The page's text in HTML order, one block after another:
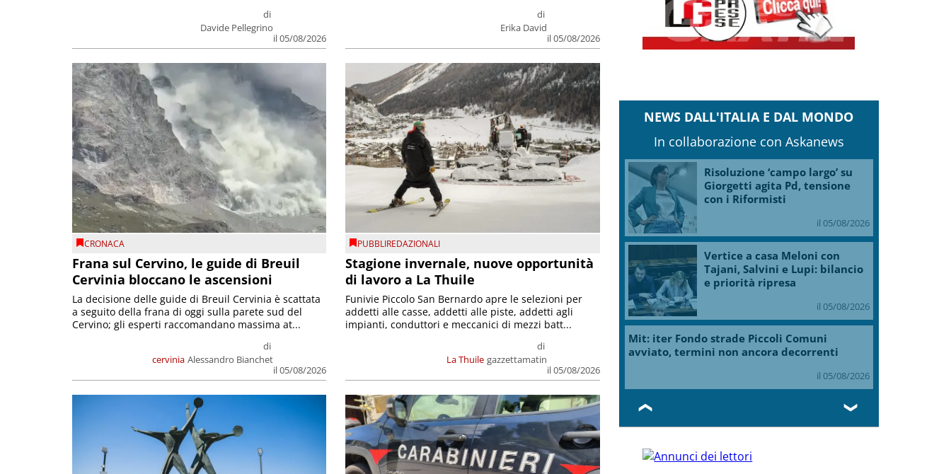
di
Davide Pellegrino
il 05/08/2026
di
Erika David
il 05/08/2026
CRONACA
Frana sul Cervino, le guide di Breuil
Cervinia bloccano le ascensioni
cervinia
di
Alessandro Bianchet
il 05/08/2026
La decisione delle guide di Breuil Cervinia è scattata
a seguito della frana di oggi sulla parete sud del
Cervino; gli esperti raccomandano massima at...
PUBBLIREDAZIONALI
Stagione invernale, nuove opportunità
di lavoro a La Thuile
La Thuile
di
gazzettamatin
il 05/08/2026
Funivie Piccolo San Bernardo apre le selezioni per
addetti alle casse, addetti alle piste, addetti agli
impianti, conduttori e meccanici di mezzi batt...
NEWS DALL'ITALIA E DAL MONDO
In collaborazione con Askanews
Risoluzione ‘campo largo’ su
Giorgetti agita Pd, tensione
con i Riformisti
il 05/08/2026
Vertice a casa Meloni con
Tajani, Salvini e Lupi: bilancio
e priorità ripresa
il 05/08/2026
Mit: iter Fondo strade Piccoli Comuni
avviato, termini non ancora decorrenti
il 05/08/2026
❮ ❯